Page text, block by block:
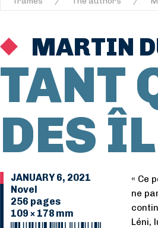
MARTIN
TANT
DES
JANUARY 6, 2021
Novel
256 pages
109 × 178 mm
« Ce
ne
Léni,